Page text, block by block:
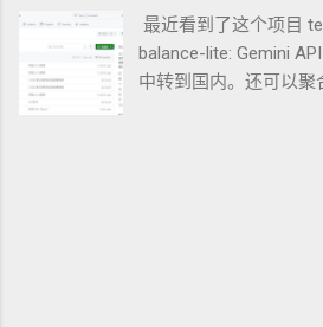
行证”与“目的地伪装”
装的核心协议。 工作
案的灵魂。它的革命性
书来完成握手。当你
Blocking) 是实时性的天敌。一个数据
等，导致延迟瞬间堆积。 WebRTC (基
虽然快，但它设计初衷是 P2P 通信。
对 WebRTC 进行高效的缓存和级联分
和状态机让开发者望而生畏。 MoQ
最近看到了这个项目
balance-lite: Gemini
中转到国内。还可以聚
Gemini API免费成倍